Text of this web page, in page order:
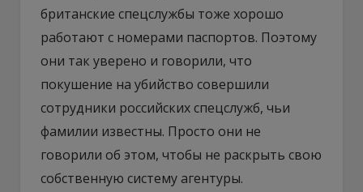
британские спецслужбы тоже хорошо
работают с номерами паспортов. Поэтому
они так уверено и говорили, что
покушение на убийство совершили
сотрудники российских спецслужб, чьи
фамилии известны. Просто они не
говорили об этом, чтобы не раскрыть свою
собственную систему агентуры.